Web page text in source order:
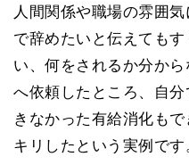
人間関係や職場の雰囲
で辞めたいと伝えても
い、何をされるか分か
へ依頼したところ、自
きなかった有給消化も
キリしたという実例です